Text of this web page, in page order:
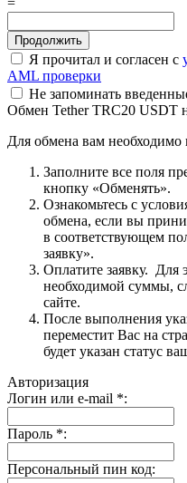
Я прочитал и согласен с
AML проверки
Не запоминать
Обмен Tether TRC20 USDT
Для обмена вам необходимо
Заполните все поля
кнопку «Обменять».
Ознакомьтесь с
обмена, если вы
в соответствующем
заявку».
Оплатите заявку. Для
необходимой суммы,
сайте.
После выполнения
переместит Вас на
будет указан статус
Авторизация
Логин или e-mail *:
Пароль *:
Персональный пин код: